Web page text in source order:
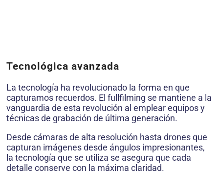
Tecnológica avanzada
La tecnología ha revolucionado la forma en que
capturamos recuerdos. El fullfilming se mantiene a la
vanguardia de esta revolución al emplear equipos y
técnicas de grabación de última generación.
Desde cámaras de alta resolución hasta drones que
capturan imágenes desde ángulos impresionantes,
la tecnología que se utiliza se asegura que cada
detalle conserve con la máxima claridad.